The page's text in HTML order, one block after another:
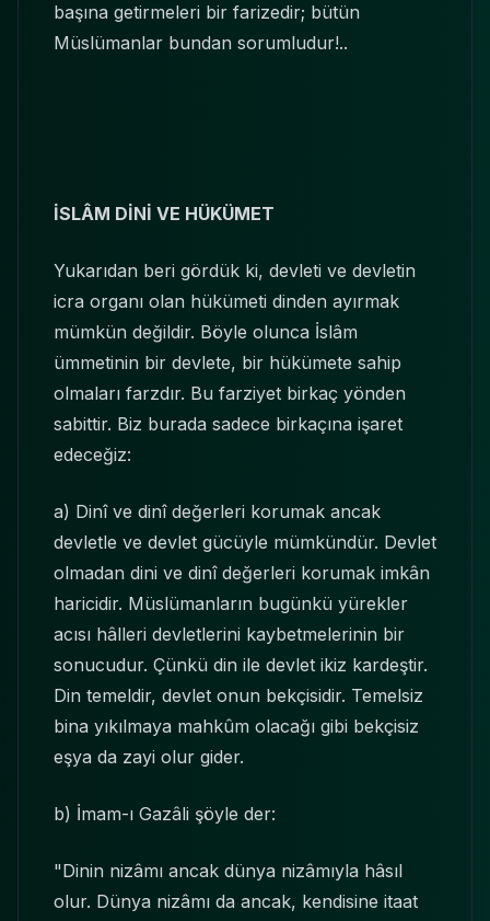
başına getirmeleri bir farizedir; bütün
Müslümanlar bundan sorumludur!..
İSLÂM DİNİ VE HÜKÜMET
Yukarıdan beri gördük ki, devleti ve devletin
icra organı olan hükümeti dinden ayırmak
mümkün değildir. Böyle olunca İslâm
ümmetinin bir devlete, bir hükümete sahip
olmaları farzdır. Bu farziyet birkaç yönden
sabittir. Biz burada sadece birkaçına işaret
edeceğiz:
a) Dinî ve dinî değerleri korumak ancak
devletle ve devlet gücüyle mümkündür. Devlet
olmadan dini ve dinî değerleri korumak imkân
haricidir. Müslümanların bugünkü yürekler
acısı hâlleri devletlerini kaybetmelerinin bir
sonucudur. Çünkü din ile devlet ikiz kardeştir.
Din temeldir, devlet onun bekçisidir. Temelsiz
bina yıkılmaya mahkûm olacağı gibi bekçisiz
eşya da zayi olur gider.
b) İmam-ı Gazâli şöyle der:
"Dinin nizâmı ancak dünya nizâmıyla hâsıl
olur. Dünya nizâmı da ancak, kendisine itaat